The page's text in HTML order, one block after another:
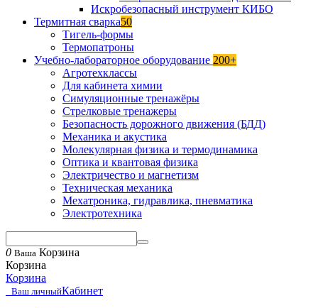
Искробезопасный инструмент КИБО
Термитная сварка50
Тигель-формы
Термопатроны
Учебно-лабораторное оборудование 200+
Агротехклассы
Для кабинета химии
Симуляционные тренажёры
Стрелковые тренажеры
Безопасность дорожного движения (БДД)
Механика и акустика
Молекулярная физика и термодинамика
Оптика и квантовая физика
Электричество и магнетизм
Техническая механика
Мехатроника, гидравлика, пневматика
Электротехника
0 Ваша Корзина
Корзина
Корзина
Ваш личныйКабинет